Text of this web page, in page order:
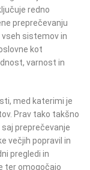
redno
preprečevanju
sistemov in
kot
varnost in
med katerimi je
Prav tako takšno
saj preprečevanje
večjih popravil in
pregledi in
ter omogočajo